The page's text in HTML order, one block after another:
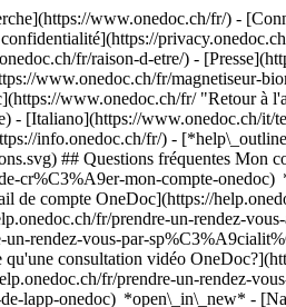
www.onedoc.ch/fr/) -
fr/raison-d-etre/) -
www.onedoc.ch/fr/magnetiseur-
www.onedoc.ch/fr/ "Retour à
- [Italiano](https://www.onedoc.ch/
info.onedoc.ch/fr/) -
## Questions fréquentes
cr%C3%A9er-mon-compte-
de compte OneDoc](https://
fr/prendre-un-rendez-
un-rendez-vous-par-
qu'une consultation vidéo
fr/prendre-un-rendez-
lapp-onedoc) *open\_in\_new* -